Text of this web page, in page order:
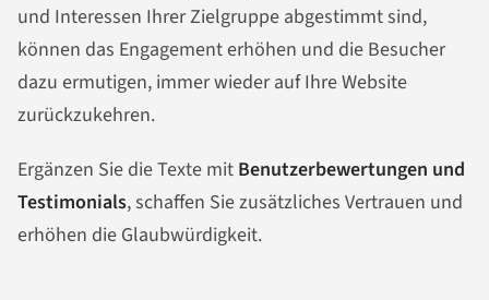
und Interessen Ihrer Zielgruppe abgestimmt sind,
können das Engagement erhöhen und die Besucher
dazu ermutigen, immer wieder auf Ihre Website
zurückzukehren.
Ergänzen Sie die Texte mit Benutzerbewertungen und
Testimonials, schaffen Sie zusätzliches Vertrauen und
erhöhen die Glaubwürdigkeit.